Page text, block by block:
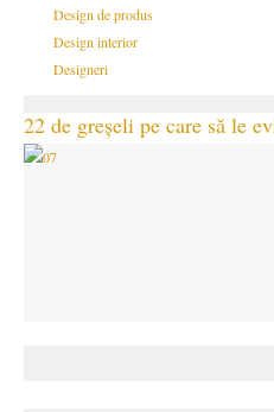
Design de produs
Design interior
Designeri
22 de greșeli pe care să le